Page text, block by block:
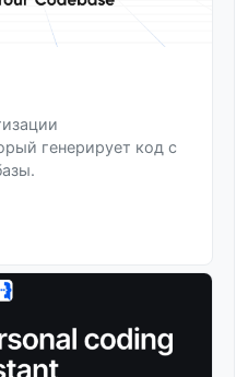
генерирует код с